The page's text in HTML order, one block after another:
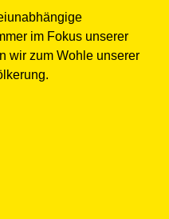
im Fokus unserer
wir zum Wohle unserer